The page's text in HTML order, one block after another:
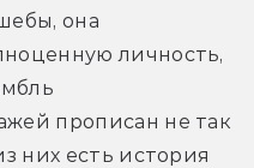
она
личность,
прописан не так
них есть история